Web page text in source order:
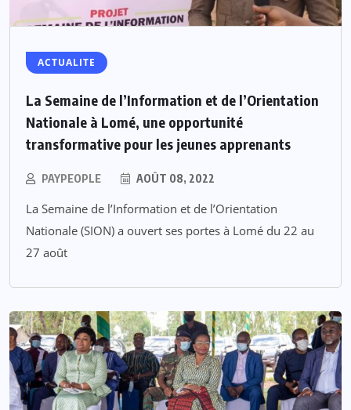
ACTUALITE
La Semaine de l’Information et de l’Orientation
Nationale à Lomé, une opportunité
transformative pour les jeunes apprenants
PAYPEOPLE AOÛT 08, 2022
La Semaine de l’Information et de l’Orientation
Nationale (SION) a ouvert ses portes à Lomé du 22 au
27 août